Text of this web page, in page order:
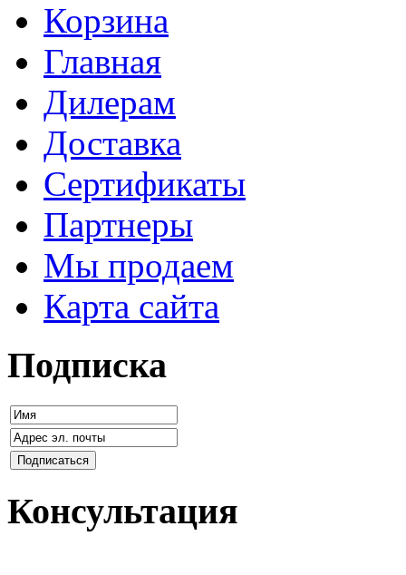
Корзина
Главная
Дилерам
Доставка
Сертификаты
Партнеры
Мы продаем
Карта сайта
Подписка
Консультация